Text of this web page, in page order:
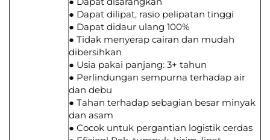
● Dapat dilipat, rasio pelipatan tinggi
● Dapat didaur ulang 100%
● Tidak menyerap cairan dan mudah
dibersihkan
● Usia pakai panjang: 3+ tahun
● Perlindungan sempurna terhadap air
dan debu
● Tahan terhadap sebagian besar minyak
dan asam
● Cocok untuk pergantian logistik cerdas